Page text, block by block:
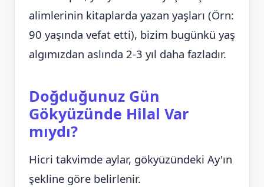
alimlerinin kitaplarda yazan yaşları (Örn:
90 yaşında vefat etti), bizim bugünkü yaş
algımızdan aslında 2-3 yıl daha fazladır.
Doğduğunuz Gün
Gökyüzünde Hilal Var
mıydı?
Hicri takvimde aylar, gökyüzündeki Ay'ın
şekline göre belirlenir.